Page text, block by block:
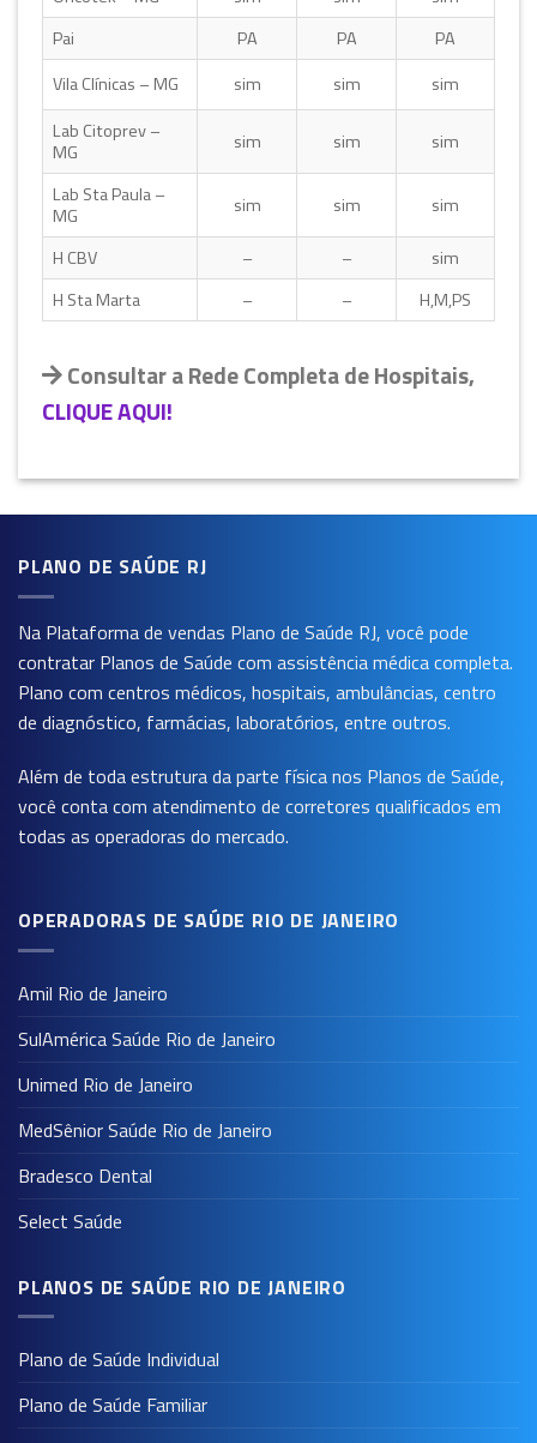
Pai
PA PA
PA
Vila Clínicas – MG
sim sim
sim
Lab Citoprev –
MG
sim sim
sim
Lab Sta Paula –
MG
sim sim
sim
H CBV
– –
sim
H Sta Marta
– – H,M,PS
Consultar a Rede Completa de Hospitais,
CLIQUE AQUI!
PLANO DE SAÚDE RJ
Na Plataforma de vendas Plano de Saúde RJ, você pode
contratar Planos de Saúde com assistência médica completa.
Plano com centros médicos, hospitais, ambulâncias, centro
de diagnóstico, farmácias, laboratórios, entre outros.
Além de toda estrutura da parte física nos Planos de Saúde,
você conta com atendimento de corretores qualificados em
todas as operadoras do mercado.
OPERADORAS DE SAÚDE RIO DE JANEIRO
Amil Rio de Janeiro
SulAmérica Saúde Rio de Janeiro
Unimed Rio de Janeiro
MedSênior Saúde Rio de Janeiro
Bradesco Dental
Select Saúde
PLANOS DE SAÚDE RIO DE JANEIRO
Plano de Saúde Individual
Plano de Saúde Familiar